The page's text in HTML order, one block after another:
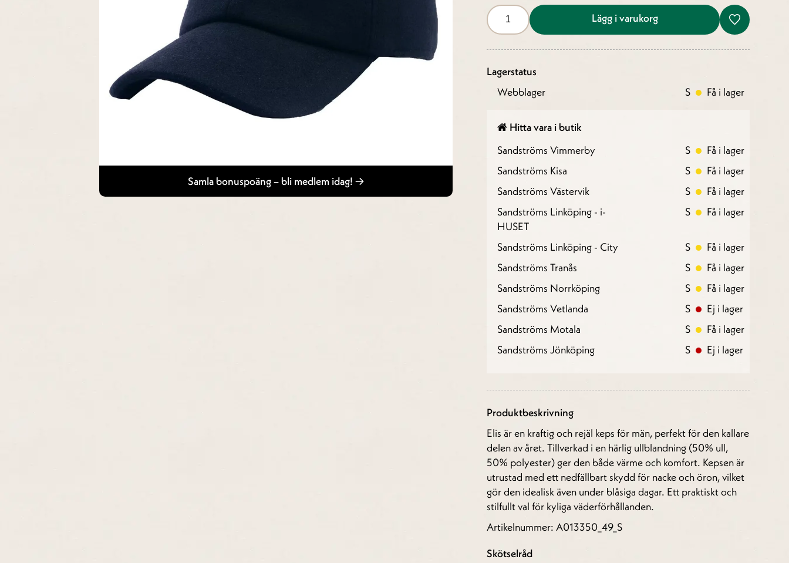
Samla bonuspoäng – bli medlem idag!
Lägg i varukorg
Lagerstatus
Webblager
S Få i lager
Hitta vara i butik
Sandströms Vimmerby
S
Få i lager
Sandströms Kisa
S
Få i lager
Sandströms Västervik
S
Få i lager
Sandströms Linköping - i-
HUSET
S Få i lager
Sandströms Linköping - City S
Få i lager
Sandströms Tranås
S
Få i lager
Sandströms Norrköping
S
Få i lager
Sandströms Vetlanda
S
Ej i lager
Sandströms Motala
S
Få i lager
Sandströms Jönköping
S Ej i lager
Produktbeskrivning
Elis är en kraftig och rejäl keps för män, perfekt för den kallare
delen av året. Tillverkad i en härlig ullblandning (50% ull,
50% polyester) ger den både värme och komfort. Kepsen är
utrustad med ett nedfällbart skydd för nacke och öron, vilket
gör den idealisk även under blåsiga dagar. Ett praktiskt och
stilfullt val för kyliga väderförhållanden.
Artikelnummer: A013350_49_S
Skötselråd